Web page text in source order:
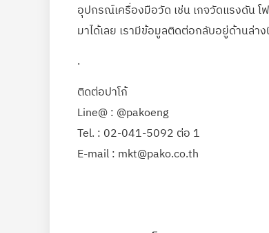
อุปกรณ์เครื่องมือวัด เช่น เกจวัดแรงดัน
มาได้เลย เรามีข้อมูลติดต่อกลับอยู่ด้านล่า
.
ติดต่อปาโก้
Line@ : @pakoeng
Tel. : 02-041-5092 ต่อ 1
E-mail : mkt@pako.co.th